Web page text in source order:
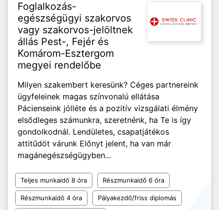
Foglalkozás-
egészségügyi szakorvos
vagy szakorvos-jelöltnek
állás Pest-, Fejér és
Komárom-Esztergom
megyei rendelőbe
Milyen szakembert keresünk? Céges partnereink
ügyfeleinek magas színvonalú ellátása
Pácienseink jólléte és a pozitív vizsgálati élmény
elsődleges számunkra, szeretnénk, ha Te is így
gondolkodnál. Lendületes, csapatjátékos
attitűdöt várunk Előnyt jelent, ha van már
magánegészségügyben...
Teljes munkaidő 8 óra Részmunkaidő 6 óra
Részmunkaidő 4 óra Pályakezdő/friss diplomás